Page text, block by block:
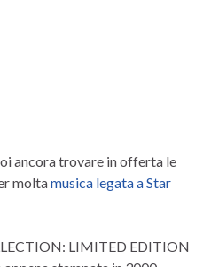
ancora trovare in offerta le
moltamusica legata a Star
LIMITED EDITION